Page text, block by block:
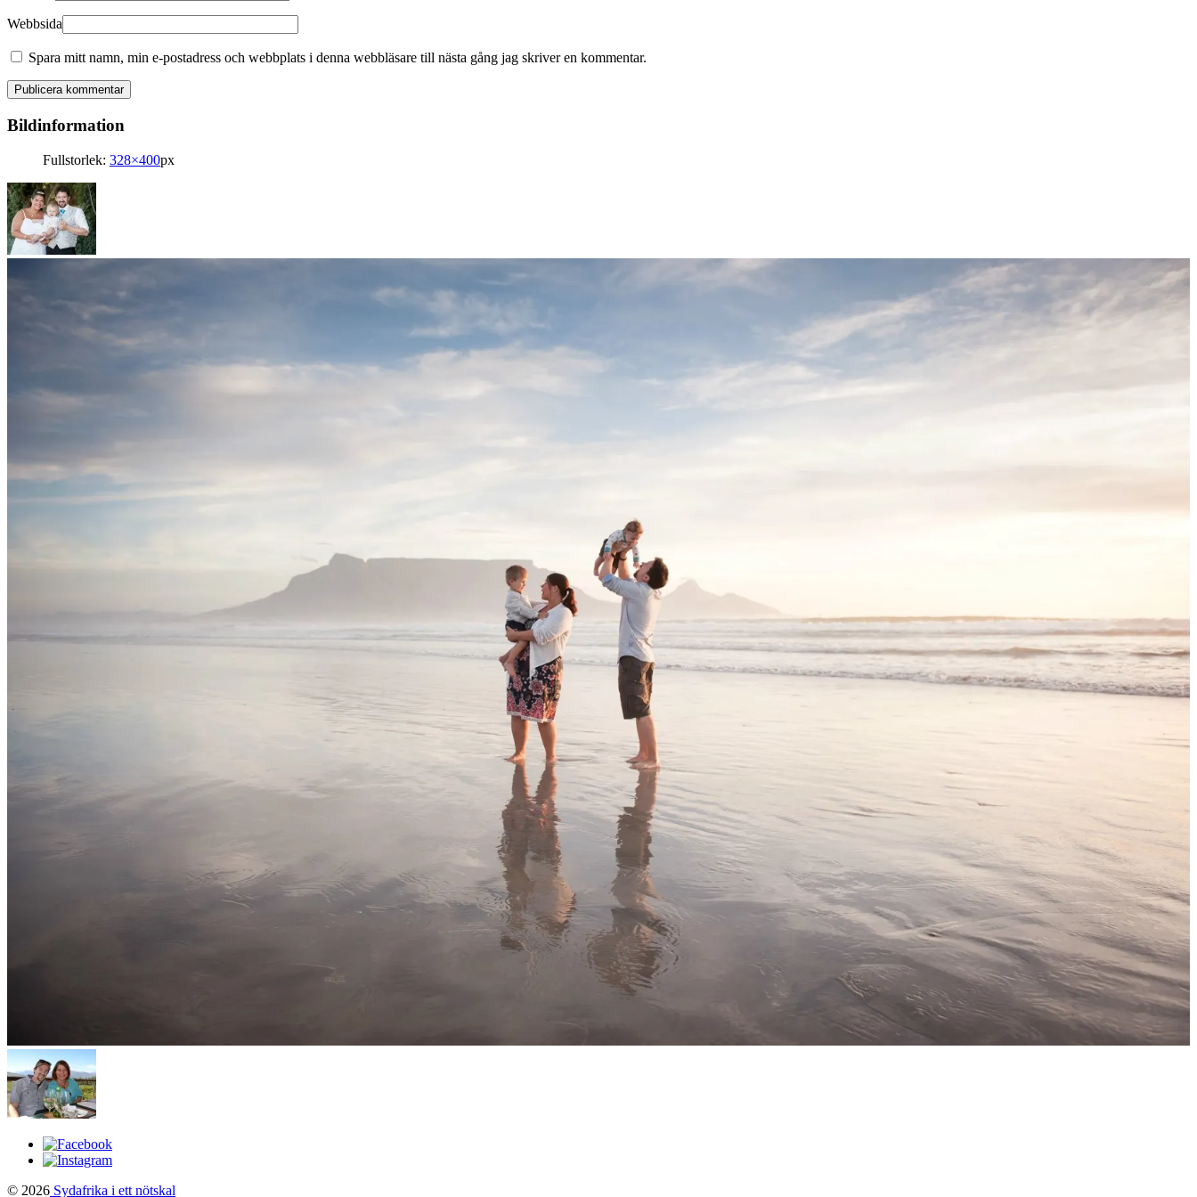
Webbsida
Spara mitt namn, min e-postadress och webbplats i denna webbläsare till nästa gång jag skriver en kommentar.
Bildinformation
Fullstorlek: 328×400px
© 2026 Sydafrika i ett nötskal